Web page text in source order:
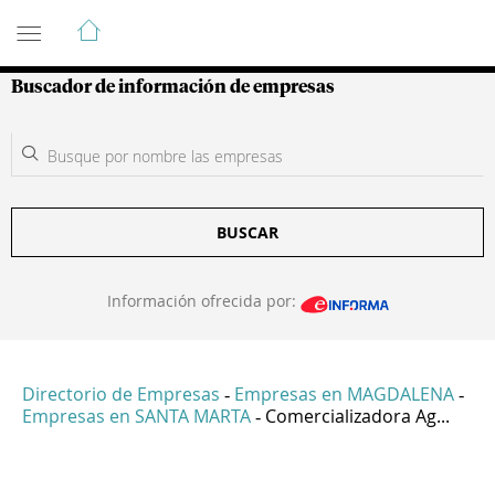
Guía de Empresas Colombianas
Buscador de información de empresas
BUSCAR
Información ofrecida por:
Directorio de Empresas - Empresas en MAGDALENA -
Empresas en SANTA MARTA - Comercializadora Ag...